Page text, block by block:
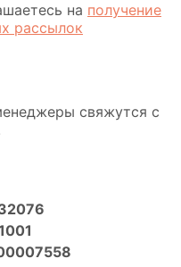
на получение
рассылок
свяжутся с